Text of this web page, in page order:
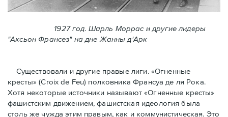
1927 год. Шарль Моррас и другие лидеры
"Аксьон Франсез" на дне Жанны д'Арк
Существовали и другие правые лиги. «Огненные
кресты» (Croix de Feu) полковника Франсуа де ля Рока.
Хотя некоторые источники называют «Огненные крeсты»
фашистским движением, фашистская идеология была
столь же чужда этим правым, как и коммунистическая. Это